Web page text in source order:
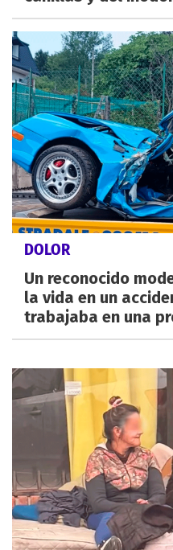
DOLOR
Un reconocido
la vida en un
trabajaba en una